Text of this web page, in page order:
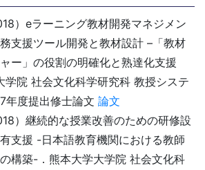
）eラーニング教材開発マネジメン
支援ツール開発と教材設計 –「教材
ー」の役割の明確化と熟達化支援
学院 社会文化科学研究科 教授システ
年度提出修士論文 論文
）継続的な授業改善のための研修設
支援 -日本語教育機関における教師
構築-．熊本大学大学院 社会文化科